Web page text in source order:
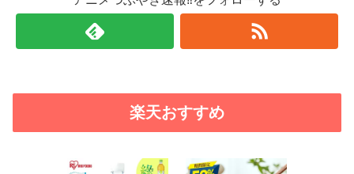
楽天おすすめ